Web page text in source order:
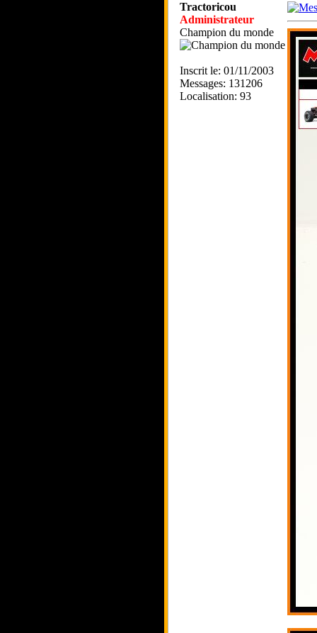
Tractoricou
Administrateur
Champion du monde
Inscrit le: 01/11/2003
Messages: 131206
Localisation: 93